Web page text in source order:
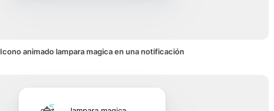
Icono animado lampara magica en una notificación